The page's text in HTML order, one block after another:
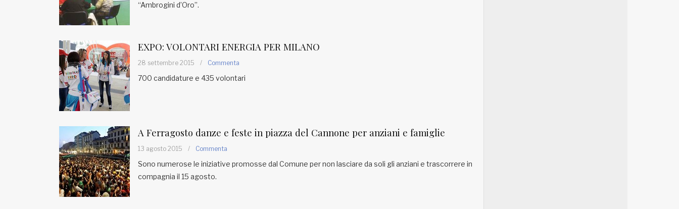
“Ambrogini d’Oro”.
EXPO: VOLONTARI ENERGIA PER MILANO
28 settembre 2015 / Commenta
700 candidature e 435 volontari
A Ferragosto danze e feste in piazza del Cannone per anziani e famiglie
13 agosto 2015 / Commenta
Sono numerose le iniziative promosse dal Comune per non lasciare da soli gli anziani e trascorrere in
compagnia il 15 agosto.